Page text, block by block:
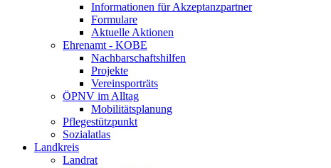
Informationen für Akzeptanzpartner
Formulare
Aktuelle Aktionen
Ehrenamt - KOBE
Nachbarschaftshilfen
Projekte
Vereinsporträts
ÖPNV im Alltag
Mobilitätsplanung
Pflegestützpunkt
Sozialatlas
Landkreis
Landrat